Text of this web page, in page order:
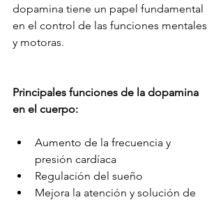
dopamina tiene un papel fundamental
en el control de las funciones mentales
y motoras.
Principales funciones de la dopamina
en el cuerpo:
Aumento de la frecuencia y
presión cardíaca
Regulación del sueño
Mejora la atención y solución de